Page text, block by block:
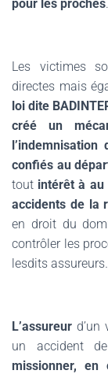
pour les proches.
Les victimes
directes mais
loi dite
créé un
confiés au
tout intérêt à au
accidents de la
en droit du
contrôler les
lesdits
L’assureur d’un
un accident
missionner, en